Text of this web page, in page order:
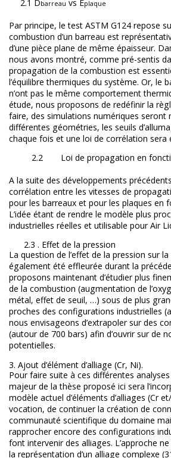
2.1 Dbarreau vs Eplaque
Par principe, le test ASTM G124 repose
combustion d’un barreau est
d’une pièce plane de même épaisseur.
nous avons montré, comme pré-sentis
propagation de la combustion est
l’équilibre thermiques du système. Or, le
n’ont pas le même comportement
étude, nous proposons de redéfinir la
faire, des simulations numériques seront
différentes géométries, les seuils
chaque fois et une loi de corrélation sera
2.2
Loi de propagation en
A la suite des développements
corrélation entre les vitesses de
pour les barreaux et pour les plaques en
L’idée étant de rendre le modèle plus
industrielles réelles et utilisable pour Air
2.3 . Effet de la pression
La question de l’effet de la pression sur
également été effleurée durant la
proposons maintenant d’étudier plus
de la combustion (augmentation de
métal, effet de seuil, …) sous de plus
proches des configurations industrielles
nous envisageons d’extrapoler sur des
(autour de 700 bars) afin d’ouvrir sur de
potentielles.
3. Ajout d’élément d’alliage (Cr, Ni).
Pour faire suite à ces différentes
majeur de la thèse proposé ici sera
modèle actuel d’éléments d’alliages (Cr
vocation, de continuer la création de
communauté scientifique du domaine
rapprocher encore des configurations
font intervenir des alliages. L’approche
la représentation d’un alliage complexe